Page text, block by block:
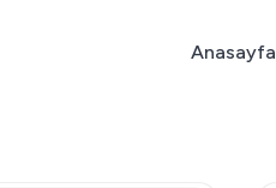
Anasayfa